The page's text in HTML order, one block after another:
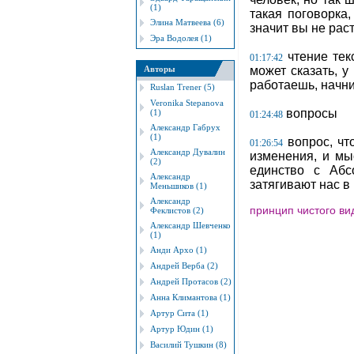
(1)
Элина Матвеева (6)
Эра Водолея (1)
Авторы
Ruslan Trener (5)
Veronika Stepanova
(1)
Александр Габрух
(1)
Александр Дувалин
(2)
Александр
Меньшиков (1)
Александр
Феклистов (2)
Александр Шевченко
(1)
Анди Архо (1)
Андрей Верба (2)
Андрей Протасов (2)
Анна Климантова (1)
Артур Сита (1)
Артур Юдин (1)
Василий Тушкин (8)
такая
значит вы не
01:17:42 чтение
может сказать,
работаешь,
01:24:48 вопросы
01:26:54 вопрос,
изменения, и
единство с
затягивают нас
принцип чистого